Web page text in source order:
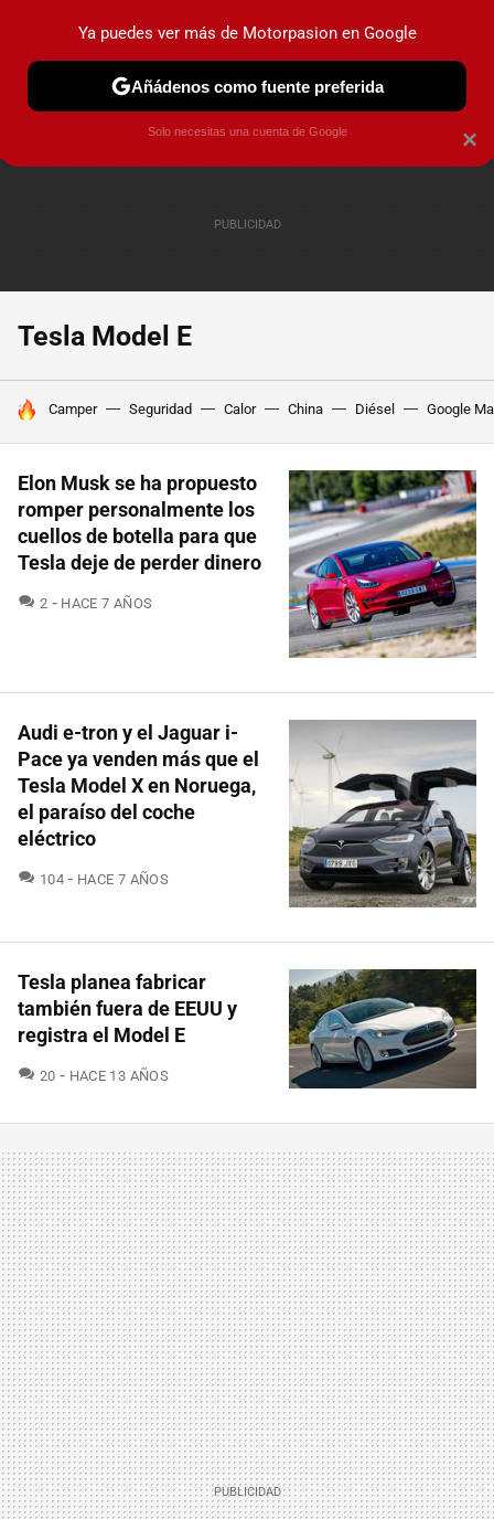
PRUEBAS COCHES ELÉCTRICOS OBSERVATORIO
Tesla Model E
HOY SE HABLA DE
Camper Seguridad Calor China Diésel Google
Elon Musk se ha propuesto
romper personalmente los
cuellos de botella para que
Tesla deje de perder dinero
2 COMENTARIOS
HACE 7 AÑOS
Audi e-tron y el Jaguar i-
Pace ya venden más que el
Tesla Model X en Noruega,
el paraíso del coche
eléctrico
104 COMENTARIOS
HACE 7 AÑOS
Tesla planea fabricar
también fuera de EEUU y
registra el Model E
20 COMENTARIOS
HACE 13 AÑOS
×
Ya puedes ver más de Motorpasion en Google
Añádenos como fuente preferida
Solo necesitas una cuenta de Google